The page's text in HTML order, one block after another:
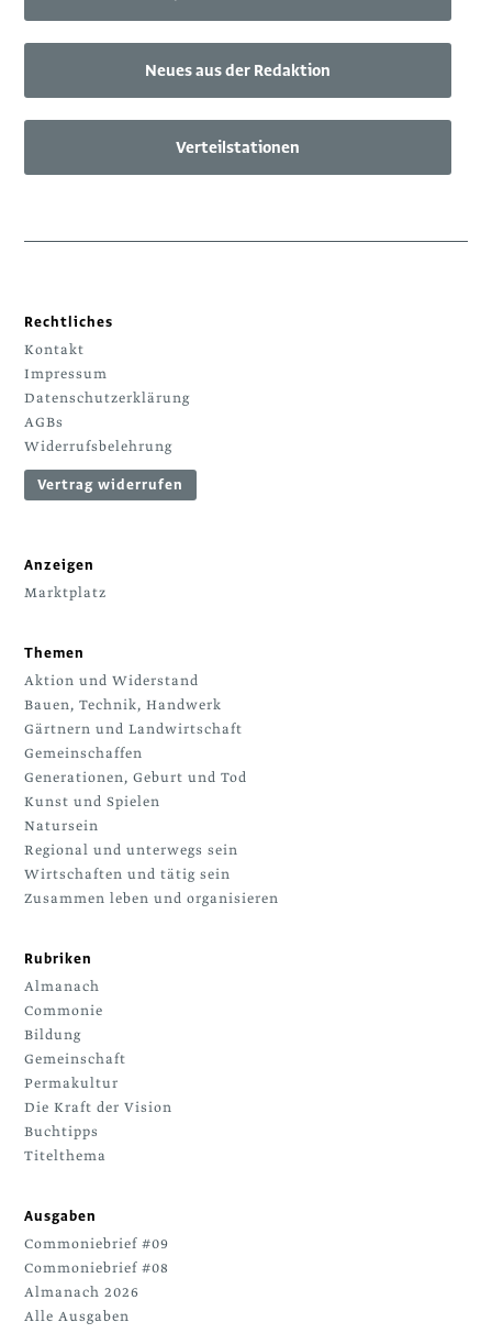
Neues aus der Redaktion
Verteilstationen
Rechtliches
Kontakt
Impressum
Datenschutzerklärung
AGBs
Widerrufsbelehrung
Vertrag widerrufen
Anzeigen
Marktplatz
Themen
Aktion und Widerstand
Bauen, Technik, Handwerk
Gärtnern und Landwirtschaft
Gemeinschaffen
Generationen, Geburt und Tod
Kunst und Spielen
Natursein
Regional und unterwegs sein
Wirtschaften und tätig sein
Zusammen leben und organisieren
Rubriken
Almanach
Commonie
Bildung
Gemeinschaft
Permakultur
Die Kraft der Vision
Buchtipps
Titelthema
Ausgaben
Commoniebrief #09
Commoniebrief #08
Almanach 2026
Alle Ausgaben